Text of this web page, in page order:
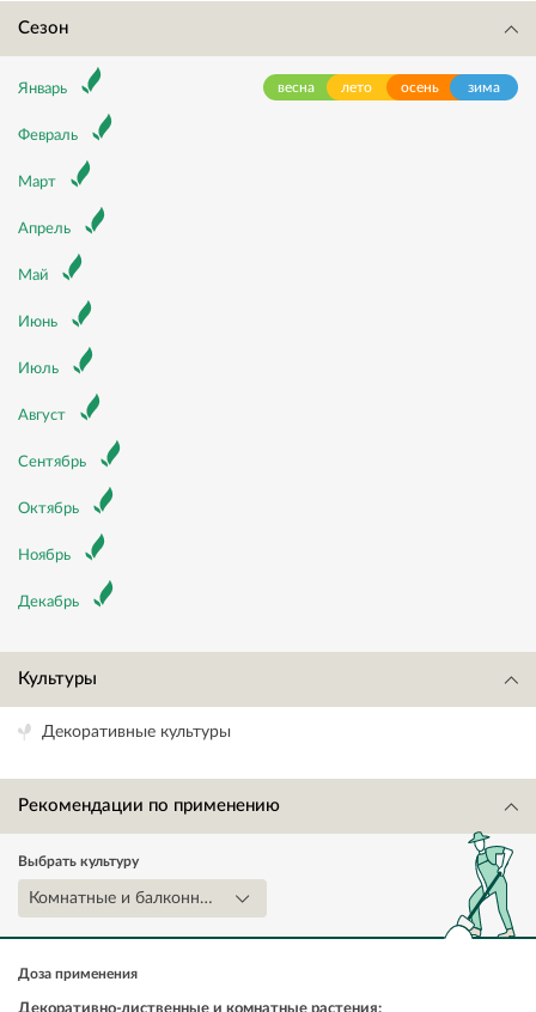
Сезон
весна лето осень зима
Январь
Февраль
Март
Апрель
Май
Июнь
Июль
Август
Сентябрь
Октябрь
Ноябрь
Декабрь
Культуры
Декоративные культуры
Рекомендации по применению
Выбрать культуру
Комнатные и балконные цветочные культуры
Доза применения